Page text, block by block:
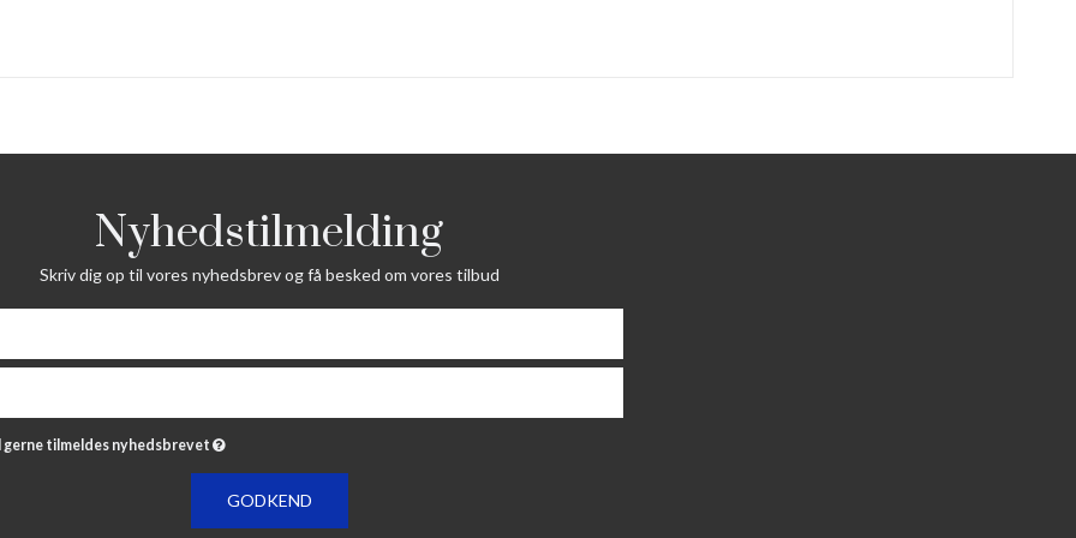
Nyhedstilmelding
Skriv dig op til vores nyhedsbrev og få besked om vores tilbud
gerne tilmeldes nyhedsbrevet
GODKEND